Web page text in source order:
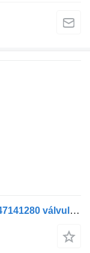
WABCO 4-series 124 (01.95-12.04) 9347141280 válvula neumática para Scania 4-series (1995-2006) cabeza tractora